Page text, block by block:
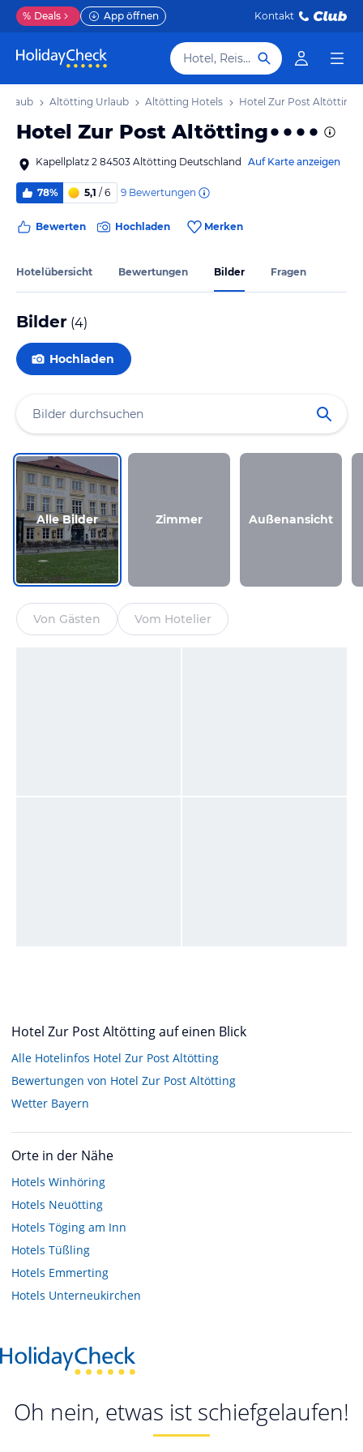
% Deals App öffnen Kontakt
Hotel, Reiseziel
Altötting Urlaub Altötting Hotels Hotel Zur Post Altötting
Hotel Zur Post Altötting
Kapellplatz 2 84503 Altötting Deutschland Auf Karte anzeigen
78% 5,1 / 6 9 Bewertungen
Bewerten Hochladen Merken
Hotelübersicht Bewertungen Bilder Fragen
Bilder (4)
Hochladen
Alle Bilder Zimmer Außenansicht
Von Gästen Vom Hotelier
Hotel Zur Post Altötting auf einen Blick
Alle Hotelinfos Hotel Zur Post Altötting
Bewertungen von Hotel Zur Post Altötting
Wetter Bayern
Orte in der Nähe
Hotels Winhöring
Hotels Neuötting
Hotels Töging am Inn
Hotels Tüßling
Hotels Emmerting
Hotels Unterneukirchen
Oh nein, etwas ist schiefgelaufen!